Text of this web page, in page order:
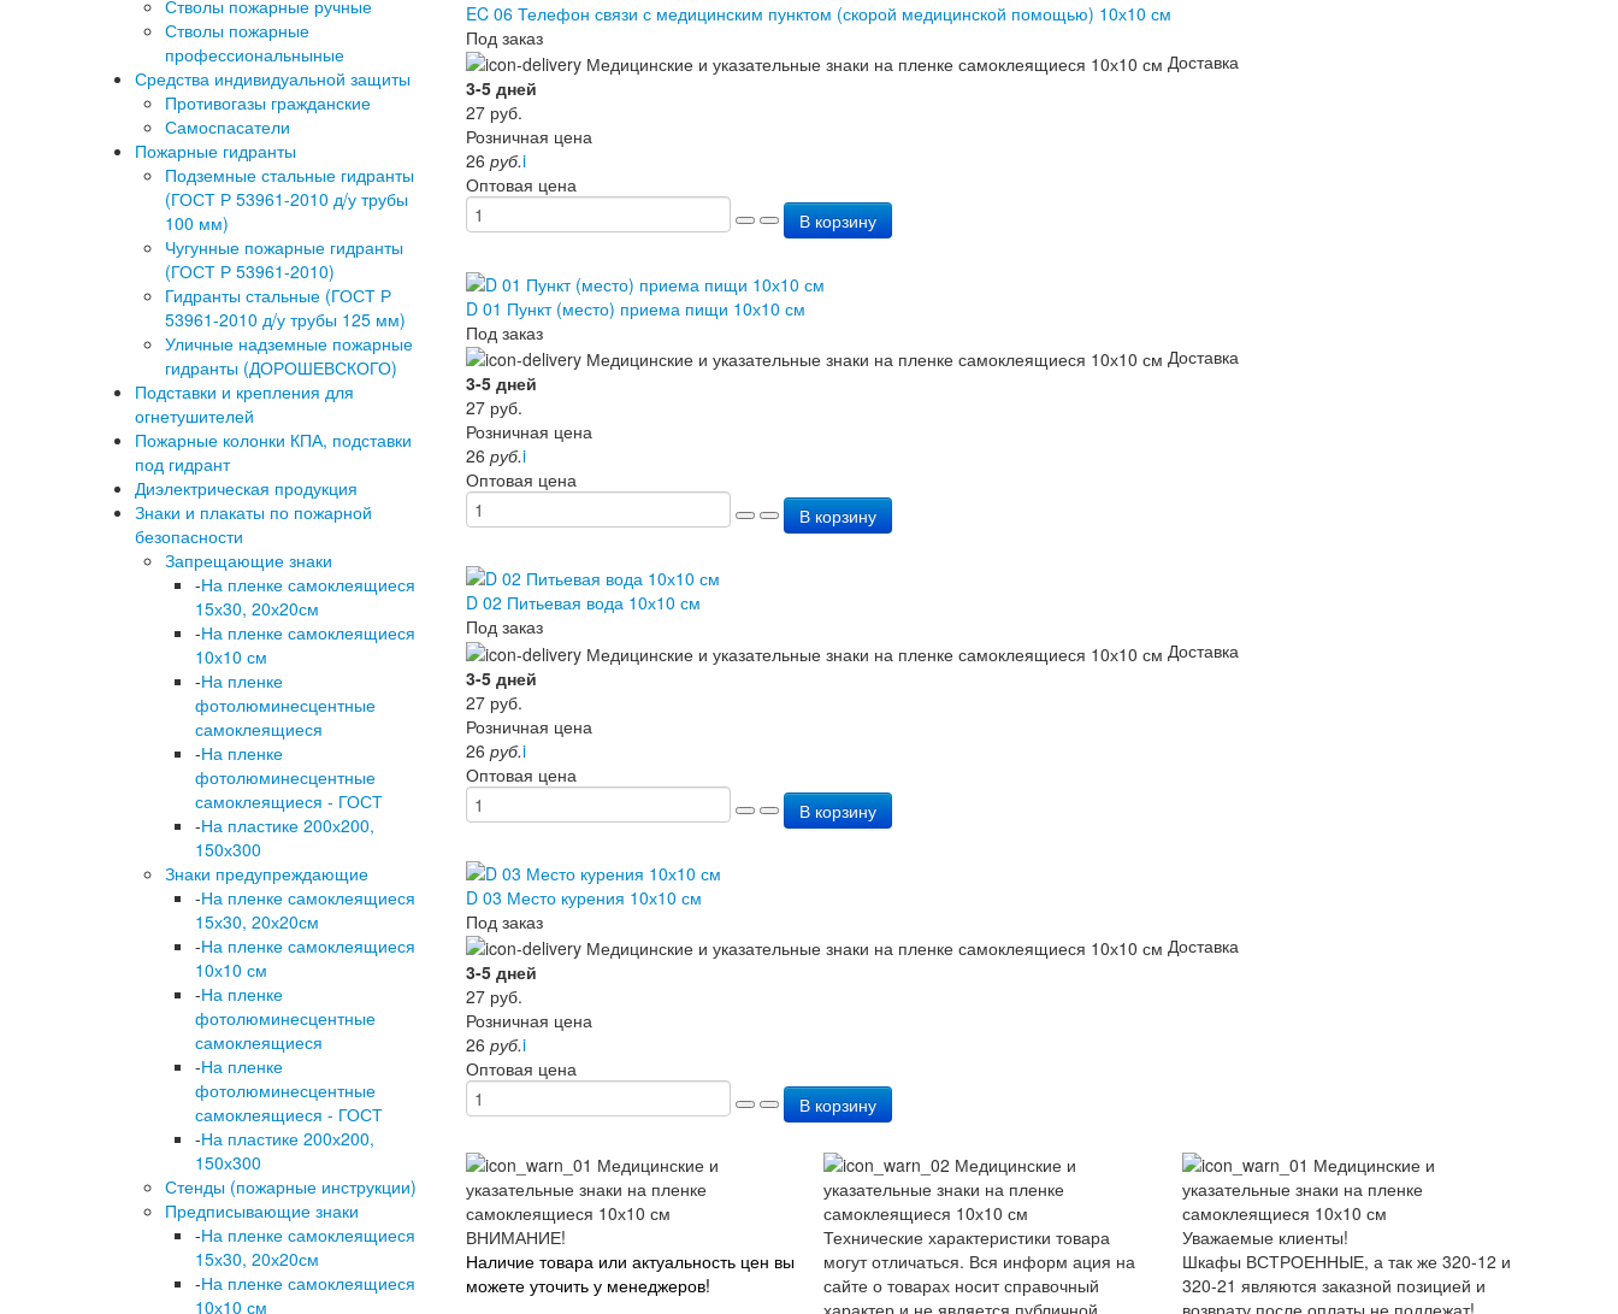
Стволы пожарные ручные
Стволы пожарные
профессиональныные
Средства индивидуальной защиты
Противогазы гражданские
Самоспасатели
Пожарные гидранты
Подземные стальные гидранты
(ГОСТ Р 53961-2010 д/у трубы
100 мм)
Чугунные пожарные гидранты
(ГОСТ Р 53961-2010)
Гидранты стальные (ГОСТ Р
53961-2010 д/у трубы 125 мм)
Уличные надземные пожарные
гидранты (ДОРОШЕВСКОГО)
Подставки и крепления для
огнетушителей
Пожарные колонки КПА, подставки
под гидрант
Диэлектрическая продукция
Знаки и плакаты по пожарной
безопасности
Запрещающие знаки
-На пленке самоклеящиеся
15х30, 20х20см
-На пленке самоклеящиеся
10х10 см
-На пленке
фотолюминесцентные
самоклеящиеся
-На пленке
фотолюминесцентные
самоклеящиеся - ГОСТ
-На пластике 200х200,
150х300
Знаки предупреждающие
-На пленке самоклеящиеся
15х30, 20х20см
-На пленке самоклеящиеся
10х10 см
-На пленке
фотолюминесцентные
самоклеящиеся
-На пленке
фотолюминесцентные
самоклеящиеся - ГОСТ
-На пластике 200х200,
150х300
Стенды (пожарные инструкции)
Предписывающие знаки
-На пленке самоклеящиеся
15х30, 20х20см
-На пленке самоклеящиеся
10х10 см
EC 06 Телефон связи с медицинским пунктом (скорой медицинской помощью) 10х10 см
Под заказ
Доставка
3-5 дней
27 руб.
Розничная цена
26 руб.i
Оптовая цена
В корзину
D 01 Пункт (место) приема пищи 10х10 см
Под заказ
Доставка
3-5 дней
27 руб.
Розничная цена
26 руб.i
Оптовая цена
В корзину
D 02 Питьевая вода 10х10 см
Под заказ
Доставка
3-5 дней
27 руб.
Розничная цена
26 руб.i
Оптовая цена
В корзину
D 03 Место курения 10х10 см
Под заказ
Доставка
3-5 дней
27 руб.
Розничная цена
26 руб.i
Оптовая цена
В корзину
ВНИМАНИЕ!
Наличие товара или актуальность цен вы
можете уточить у менеджеров!
Технические характеристики товара
могут отличаться. Вся информ ация на
сайте о товарах носит справочный
Уважаемые клиенты!
Шкафы ВСТРОЕННЫЕ, а так же 320-12 и
320-21 являются заказной позицией и